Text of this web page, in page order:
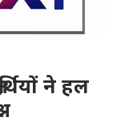
ने हल